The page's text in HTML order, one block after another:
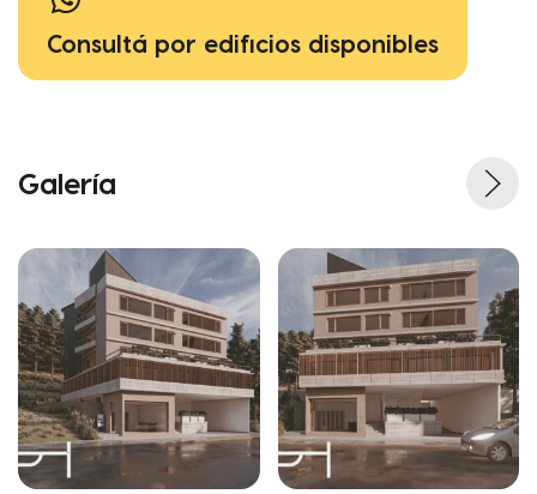
Consultá por edificios disponibles
Galería